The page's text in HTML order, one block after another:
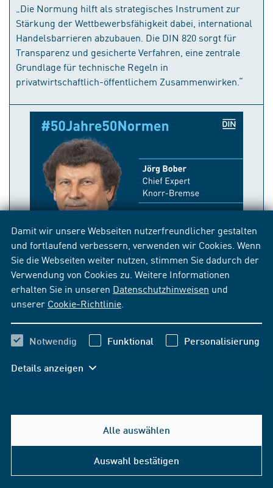
Damit wir unsere Webseiten nutzerfreundlicher gestalten
und fortlaufend verbessern, verwenden wir Cookies. Wenn
Sie die Webseiten weiter nutzen, stimmen Sie dadurch der
Verwendung von Cookies zu. Weitere Informationen
erhalten Sie in unseren Datenschutzhinweisen und
unserer Cookie-Richtlinie
Notwendig Funktional Personalisierung
Details anzeigen
Alle auswählen
Auswahl bestätigen
„Die Normung hilft als strategisches Instrument zur
Stärkung der Wettbewerbsfähigkeit dabei, international
Handelsbarrieren abzubauen. Die DIN 820 sorgt für
Transparenz und gesicherte Verfahren, eine zentrale
Grundlage für technische Regeln in
privatwirtschaftlich-öffentlichem Zusammenwirken.“
Was macht die Normenreihe ISO
20138 besonders?
„Einheitlich bremsen, sicherer fahren: Die international
anerkannte Normenreihe ISO 20138 macht die
Schienenfahrzeugen vergleichbar, nachvollziehbar und